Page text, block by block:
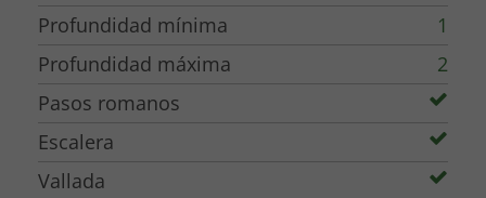
8 dormitorios y 6 baños
Todos los dormitorios disponen de ventiladores
de techo con agradable efecto de aire
acondicionado
Profundidad mínima
1
Profundidad máxima
2
Pasos romanos
Escalera
Vallada